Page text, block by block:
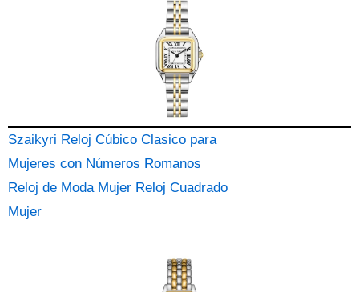
Szaikyri Reloj Cúbico Clasico para
Mujeres con Números Romanos
Reloj de Moda Mujer Reloj Cuadrado
Mujer